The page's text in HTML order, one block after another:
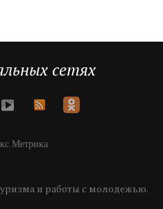
сетях
и работы с молодежью.